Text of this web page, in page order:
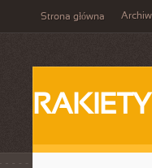
Strona główna
RAKIETY